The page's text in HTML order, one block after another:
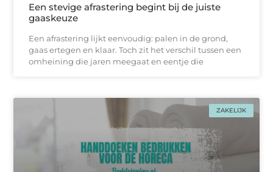
Een stevige afrastering begint bij de juiste
gaaskeuze
Een afrastering lijkt eenvoudig: palen in de grond,
gaas ertegen en klaar. Toch zit het verschil tussen een
omheining die jaren meegaat en eentje die
ZAKELIJK